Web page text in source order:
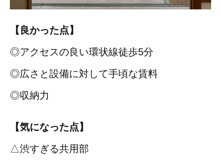
【良かった点】
◎アクセスの良い環状線徒歩5分
◎広さと設備に対して手頃な賃料
◎収納力
【気になった点】
△渋すぎる共用部